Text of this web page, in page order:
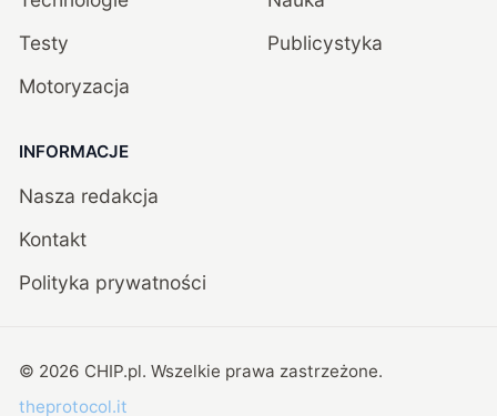
Testy
Motoryzacja
Publicystyka
INFORMACJE
Nasza redakcja
Kontakt
Polityka prywatności
© 2026 CHIP.pl. Wszelkie prawa zastrzeżone.
theprotocol.it